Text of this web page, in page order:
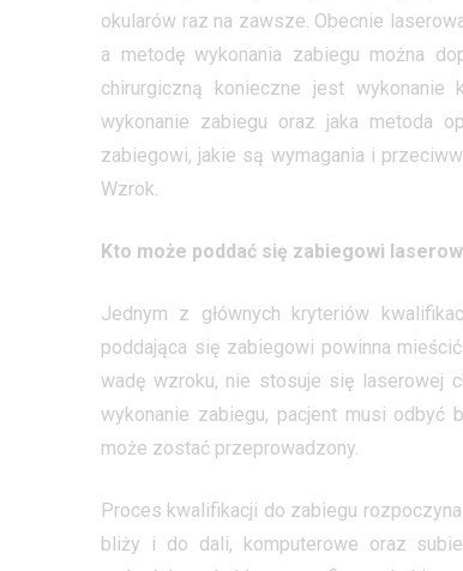
okularów raz na zawsze. Obecnie
a metodę wykonania zabiegu można
chirurgiczną konieczne jest
wykonanie zabiegu oraz jaka metoda
zabiegowi, jakie są wymagania i
Wzrok.
Kto może poddać się zabiegowi
Jednym z głównych kryteriów
poddająca się zabiegowi powinna
wadę wzroku, nie stosuje się laserowej
wykonanie zabiegu, pacjent musi odbyć
może zostać przeprowadzony.
Proces kwalifikacji do zabiegu
bliży i do dali, komputerowe oraz